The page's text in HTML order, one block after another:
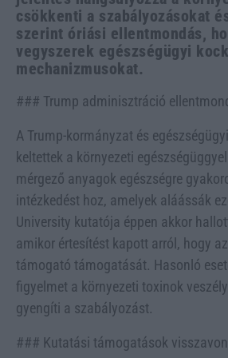
csökkenti a szabályozásokat
szerint óriási ellentmondás,
vegyszerek egészségügyi
mechanizmusokat.
### Trump adminisztráció
A Trump-kormányzat és
keltettek a környezeti
mérgező anyagok egészségre
intézkedést hoz, amelyek aláássák
University kutatója éppen akkor
amikor értesítést kapott arról, hogy
támogató támogatását. Hasonló
figyelmet a környezeti toxinok
gyengíti a szabályozást.
### Kutatási támogatások